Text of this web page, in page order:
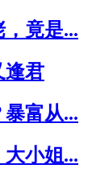
，竟是...
逢君
富从...
小姐...